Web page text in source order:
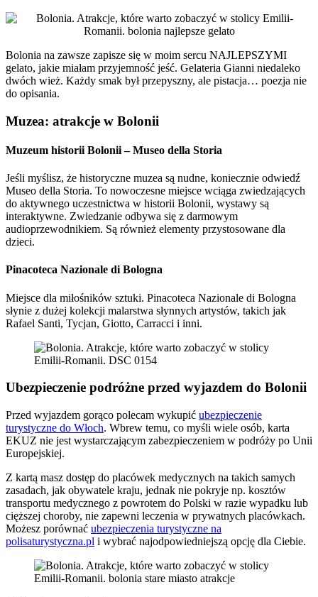
Bolonia na zawsze zapisze się w moim sercu NAJLEPSZYMI
gelato, jakie miałam przyjemność jeść. Gelateria Gianni niedaleko
dwóch wież. Każdy smak był przepyszny, ale pistacja… poezja nie
do opisania.
Muzea: atrakcje w Bolonii
Muzeum historii Bolonii – Museo della Storia
Jeśli myślisz, że historyczne muzea są nudne, koniecznie odwiedź
Museo della Storia. To nowoczesne miejsce wciąga zwiedzających
do aktywnego uczestnictwa w historii Bolonii, wystawy są
interaktywne. Zwiedzanie odbywa się z darmowym
audioprzewodnikiem. Są również elementy przystosowane dla
dzieci.
Pinacoteca Nazionale di Bologna
Miejsce dla miłośników sztuki. Pinacoteca Nazionale di Bologna
słynie z dużej kolekcji malarstwa słynnych artystów, takich jak
Rafael Santi, Tycjan, Giotto, Carracci i inni.
Ubezpieczenie podróżne przed wyjazdem do Bolonii
Przed wyjazdem gorąco polecam wykupić ubezpieczenie
turystyczne do Włoch. Wbrew temu, co myśli wiele osób, karta
EKUZ nie jest wystarczającym zabezpieczeniem w podróży po Unii
Europejskiej.
Z kartą masz dostęp do placówek medycznych na takich samych
zasadach, jak obywatele kraju, jednak nie pokryje np. kosztów
transportu medycznego z powrotem do Polski w razie wypadku lub
cięższej choroby, nie zapewni leczenia w prywatnych placówkach.
Możesz porównać ubezpieczenia turystyczne na
polisaturystyczna.pl i wybrać najodpowiedniejszą opcję dla Ciebie.